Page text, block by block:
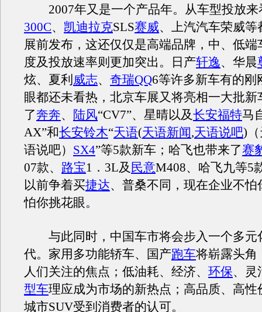
2007年又是一个产品年。从车型投放来
300C、 凯迪拉克SLS赛威、上汽汽车荣威等
展前发布，这还仅仅是高端品牌，中、低端
度及投放速率则更加突出。日产轩逸、华晨
炫、夏利 威志、 奇瑞QQ6等许多新车有的刚
眼都还未看热，北京车展又将亮相一大批新
了奔奔、 陆风“CV7”、星晴以及长安福特马
AX”和长安铃木“天语(天语新闻,天语说吧)
语说吧） SX4”等5款新车；哈飞也带来了赛
07款、 路宝1．3L及 民意M408、哈飞九等
以前争着买捷达、普桑不同，现在企业不怕
怕你挑花眼。
与此同时，中国车市将会步入一个多元
代。家用多功能轿车、国产跑车将崭露头角
人们关注的焦点；低油耗、经济、 环保、灵
型车理应成为市场的新热点；高品质、高性
城市SUV受到消费者的认可。